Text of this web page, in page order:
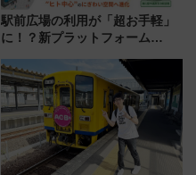
駅前広場の利用が「超お手軽」
に！？新プラットフォーム
マホで簡単申請 物販や演奏会な
どに【JR東日本】